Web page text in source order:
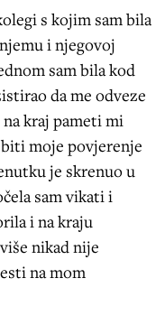
s kojim sam bila
i njegovoj
sam bila kod
da me odveze
kraj pameti mi
moje povjerenje
je skrenuo u
sam vikati i
i na kraju
nikad nije
na mom